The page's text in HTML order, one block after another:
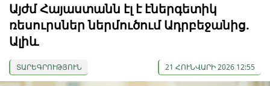
Այժմ Հայաստանն էլ է էներգետիկ
ռեսուրսներ ներմուծում Ադրբեջանից.
Ալիև
ՏԱՐԵԳՐՈՒԹՅՈՒՆ 21 ՀՈՒՆՎԱՐԻ 2026 12:55